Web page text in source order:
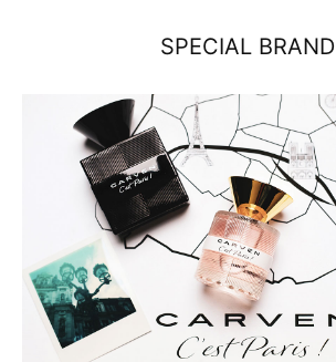
SPECIAL BRAND